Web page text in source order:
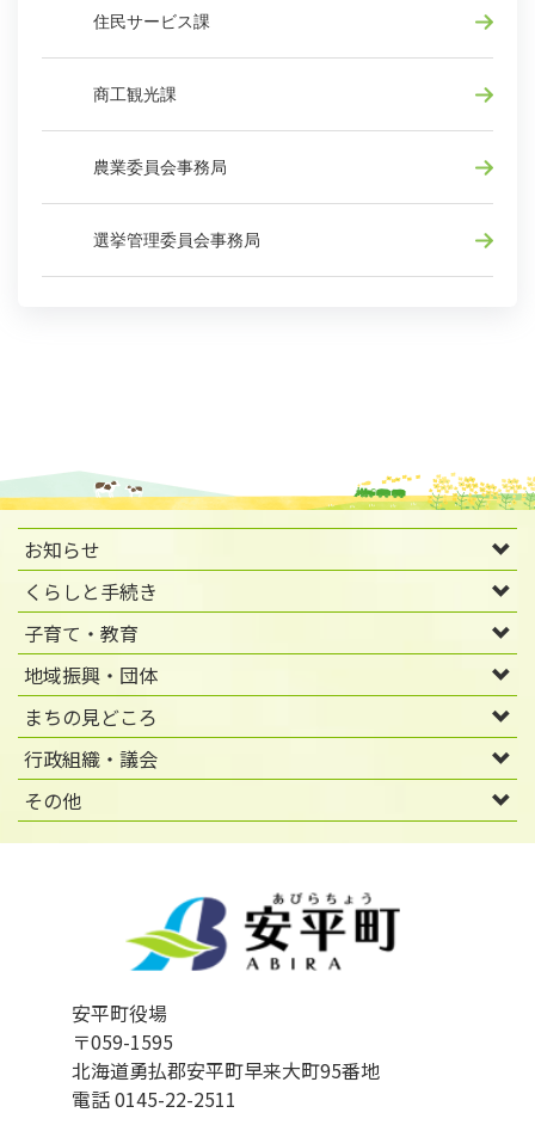
住民サービス課
商工観光課
農業委員会事務局
選挙管理委員会事務局
お知らせ
くらしと手続き
子育て・教育
地域振興・団体
まちの見どころ
行政組織・議会
その他
安平町役場
〒059-1595
北海道勇払郡安平町早来大町95番地
電話 0145-22-2511